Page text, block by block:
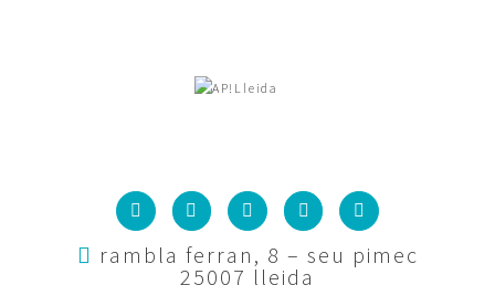
rambla ferran, 8 – seu pimec
25007 lleida